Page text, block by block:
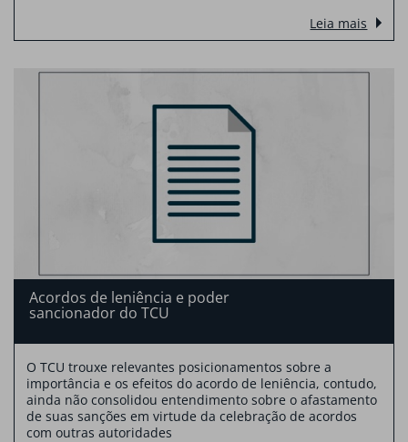
Leia mais
Acordos de leniência e poder
sancionador do TCU
O TCU trouxe relevantes posicionamentos sobre a
importância e os efeitos do acordo de leniência, contudo,
ainda não consolidou entendimento sobre o afastamento
de suas sanções em virtude da celebração de acordos
com outras autoridades